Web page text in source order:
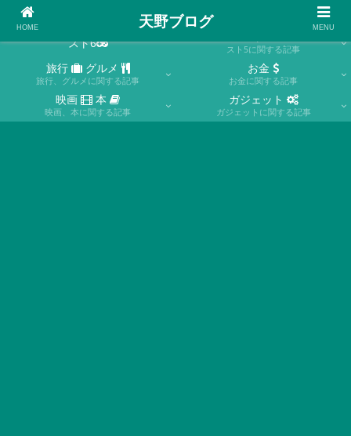
格ゲー、グルメ、旅行、本、映画、投資など
スト6 スト5に関する記事
旅行 グルメ
旅行、グルメに関する記事
お金
お金に関する記事
映画 本
映画、本に関する記事
ガジェット
ガジェットに関する記事
HOME 天野ブログ MENU